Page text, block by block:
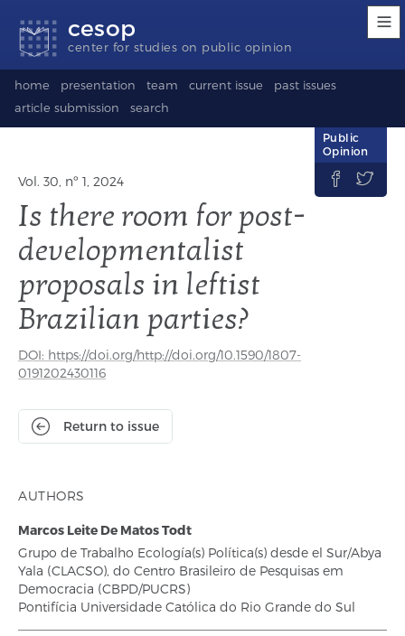
links
content
footer
selection
(Seletor
idioma)
cesop
center for studies on public opinion
home presentation team current issue
past issues
article submission
search
Vol. 30, nº 1, 2024
Is there room for post-
developmentalist
proposals in leftist
Brazilian parties?
DOI: https://doi.org/http://doi.org/10.1590/1807-
0191202430116
Return to issue
Public
Opinion
 
AUTHORS
Marcos Leite De Matos Todt
Grupo de Trabalho Ecología(s) Política(s) desde el Sur/Abya
Yala (CLACSO), do Centro Brasileiro de Pesquisas em
Democracia (CBPD/PUCRS)
Pontifícia Universidade Católica do Rio Grande do Sul